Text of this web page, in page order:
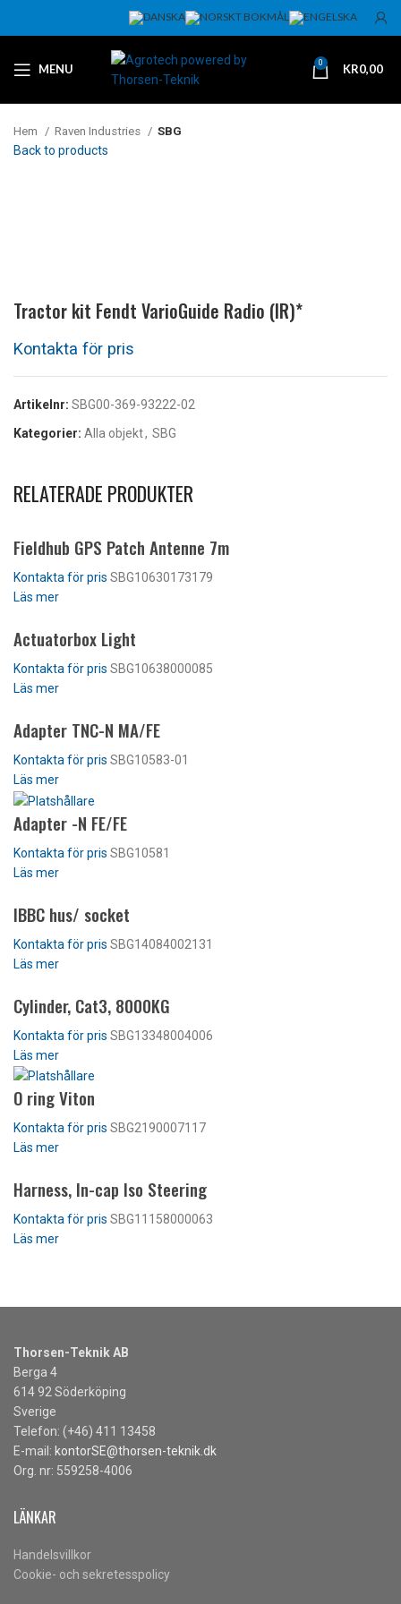
MENU 0 KR0,00
Hem Raven Industries SBG
Back to products
Tractor kit Fendt VarioGuide Radio (IR)*
Artikelnr: SBG00-369-93222-02
Kategorier: Alla objekt, SBG
RELATERADE PRODUKTER
Fieldhub GPS Patch Antenne 7m
SBG10630173179
Läs mer
Actuatorbox Light
SBG10638000085
Läs mer
Adapter TNC-N MA/FE
SBG10583-01
Läs mer
Adapter -N FE/FE
SBG10581
Läs mer
IBBC hus/ socket
SBG14084002131
Läs mer
Cylinder, Cat3, 8000KG
SBG13348004006
Läs mer
O ring Viton
SBG2190007117
Läs mer
Harness, In-cap Iso Steering
SBG11158000063
Läs mer
Thorsen-Teknik AB
Berga 4
614 92 Söderköping
Sverige
Telefon: (+46) 411 13458
E-mail: kontorSE@thorsen-teknik.dk
Org. nr: 559258-4006
LÄNKAR
Handelsvillkor
Cookie- och sekretesspolicy